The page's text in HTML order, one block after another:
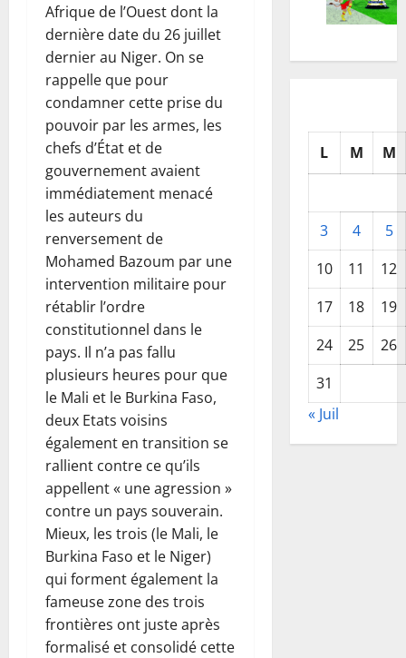
Afrique de l’Ouest dont la
dernière date du 26 juillet
dernier au Niger. On se
rappelle que pour
condamner cette prise du
pouvoir par les armes, les
chefs d’État et de
gouvernement avaient
immédiatement menacé
les auteurs du
renversement de
Mohamed Bazoum par une
intervention militaire pour
rétablir l’ordre
constitutionnel dans le
pays. Il n’a pas fallu
plusieurs heures pour que
le Mali et le Burkina Faso,
deux Etats voisins
également en transition se
rallient contre ce qu’ils
appellent « une agression »
contre un pays souverain.
Mieux, les trois (le Mali, le
Burkina Faso et le Niger)
qui forment également la
fameuse zone des trois
frontières ont juste après
formalisé et consolidé cette
L M M
3 4
5
10
11
12
17
18
19
24
25
26
31
« Juil